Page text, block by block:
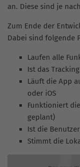
an. Diese sind je
Zum Ende der
Dabei sind folgende
Laufen alle
Ist das
Läuft die App
oder iOS
Funktioniert
geplant)
Ist die
Stimmt die